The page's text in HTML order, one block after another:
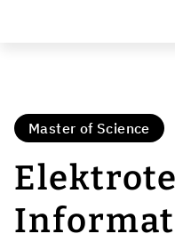
Master of Science